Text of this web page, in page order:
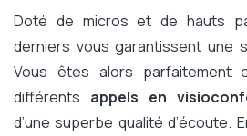
Doté de micros et de hauts
derniers vous garantissent une
Vous êtes alors parfaitement
différents appels en
d’une superbe qualité d’écoute.